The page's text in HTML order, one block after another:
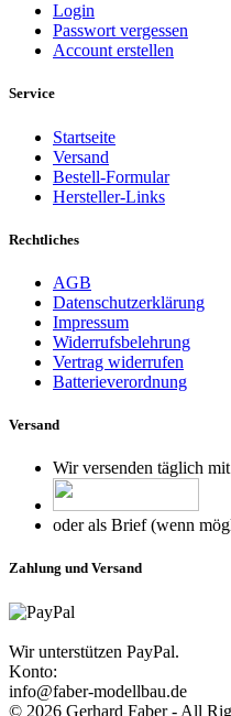
Login
Passwort vergessen
Account erstellen
Service
Startseite
Versand
Bestell-Formular
Hersteller-Links
Rechtliches
AGB
Datenschutzerklärung
Impressum
Widerrufsbelehrung
Vertrag widerrufen
Batterieverordnung
Versand
Wir versenden täglich mit
oder als Brief (wenn
Zahlung und Versand
Wir unterstützen PayPal.
Konto:
info@faber-modellbau.de
© 2026 Gerhard Faber - All